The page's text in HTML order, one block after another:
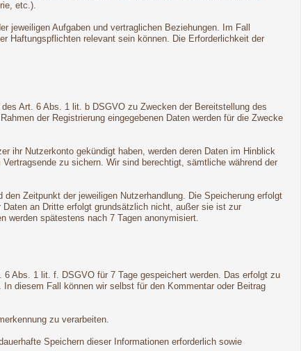
etc.).
Aufgaben und vertraglichen Beziehungen. Im Fall
Haftungspflichten relevant sein können. Die Erforderlichkeit der
Art. 6 Abs. 1 lit. b DSGVO zu Zwecken der Bereitstellung des
der Registrierung eingegebenen Daten werden für die Zwecke
ihr Nutzerkonto gekündigt haben, werden deren Daten im Hinblick
zu sichern. Wir sind berechtigt, sämtliche während der
Zeitpunkt der jeweiligen Nutzerhandlung. Die Speicherung erfolgt
an Dritte erfolgt grundsätzlich nicht, außer sie ist zur
werden spätestens nach 7 Tagen anonymisiert.
Abs. 1 lit. f. DSGVO für 7 Tage gespeichert werden. Das erfolgt zu
diesem Fall können wir selbst für den Kommentar oder Beitrag
zu verarbeiten.
Speichern dieser Informationen erforderlich sowie